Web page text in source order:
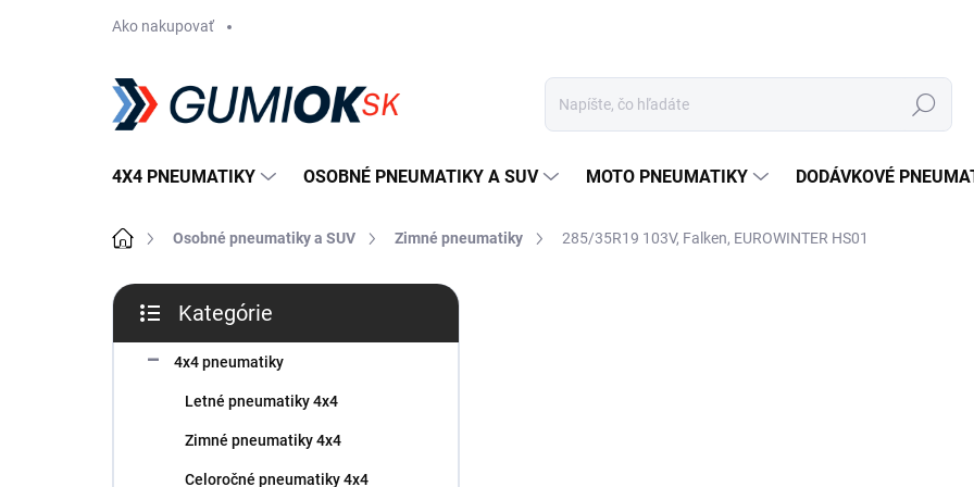
Ako nakupovať
Hľadať
4X4 PNEUMATIKY OSOBNÉ PNEUMATIKY A SUV MOTO PNEUMATIKY DODÁVKOVÉ
DomovOsobné pneumatiky a SUV Zimné pneumatiky 285/35R19 103V, Falken, EUROWINTER HS01
B
č
kategórie
Kategórie
4x4 pneumatiky
Letné pneumatiky 4x4
Zimné pneumatiky 4x4
Celoročné pneumatiky 4x4